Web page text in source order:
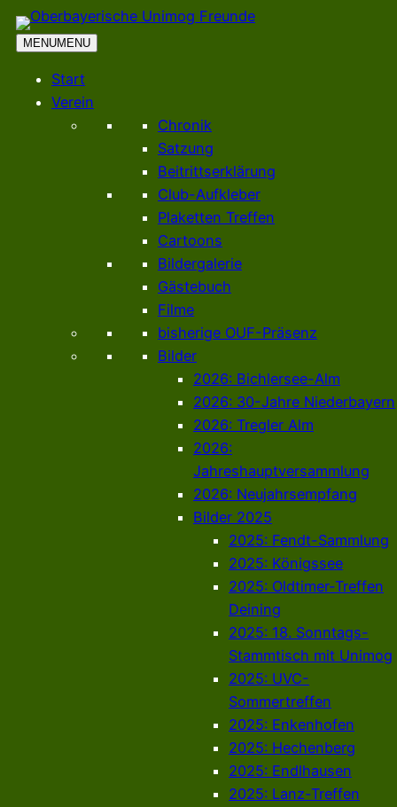
Zum
Inhalt
MENUMENU
Start
Verein
Chronik
Satzung
Beitrittserklärung
Club-Aufkleber
Plaketten Treffen
Cartoons
Bildergalerie
Gästebuch
Filme
bisherige OUF-Präsenz
Bilder
2026: Bichlersee-Alm
2026: 30-Jahre Niederbayern
2026: Tregler Alm
2026:
Jahreshauptversammlung
2026: Neujahrsempfang
Bilder 2025
2025: Fendt-Sammlung
2025: Königssee
2025: Oldtimer-Treffen
Deining
2025: 18. Sonntags-
Stammtisch mit Unimog
2025: UVC-
Sommertreffen
2025: Enkenhofen
2025: Hechenberg
2025: Endlhausen
2025: Lanz-Treffen